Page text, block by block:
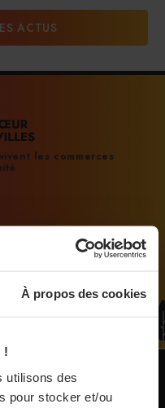
À propos des cookies
!
utilisons des
pour stocker et/ou
les 200 millions
nouveau meilleur
ses ambitions
ACTUS
les commerces